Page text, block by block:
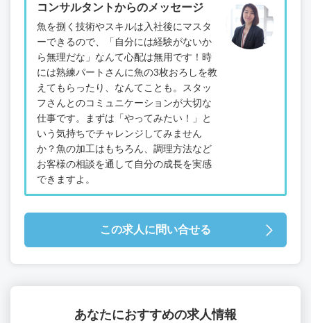
コンサルタントからのメッセージ
魚を捌く技術やスキルは入社後にマスタ
ーできるので、「自分には経験がないか
ら無理だな」なんて心配は無用です！時
には熟練パートさんに魚の3枚おろしを教
えてもらったり、なんてことも。スタッ
フさんとのコミュニケーションが大切な
仕事です。まずは「やってみたい！」と
いう気持ちでチャレンジしてみません
か？魚の加工はもちろん、調理方法など
お客様の相談を通して自分の成長を実感
できますよ。
この求人に問い合せる
あなたにおすすめの求人情報